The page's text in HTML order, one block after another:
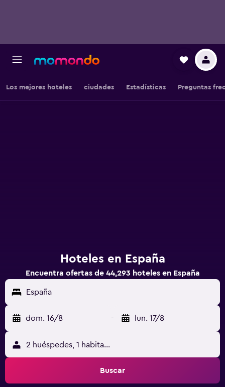
Los mejores hoteles ciudades Estadísticas Preguntas
Hoteles en España
Encuentra ofertas de 44,293 hoteles en España
España
dom. 16/8 - lun. 17/8
2 huéspedes, 1 habitación
Buscar